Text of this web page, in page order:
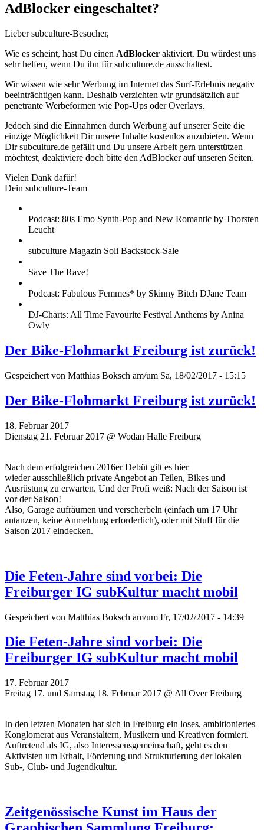
AdBlocker eingeschaltet?
Lieber subculture-Besucher,
Wie es scheint, hast Du einen AdBlocker aktiviert. Du würdest uns
sehr helfen, wenn Du ihn für subculture.de ausschaltest.
Wir wissen wie sehr Werbung im Internet das Surf-Erlebnis negativ
beeinträchtigen kann. Deshalb verzichten wir grundsätzlich auf
penetrante Werbeformen wie Pop-Ups oder Overlays.
Jedoch sind die Einnahmen durch Werbung auf unserer Seite die
einzige Möglichkeit Dir unsere Inhalte kostenlos anzubieten. Wenn
Dir subculture.de gefällt und Du unsere Arbeit gern unterstützen
möchtest, deaktiviere doch bitte den AdBlocker auf unseren Seiten.
Vielen Dank dafür!
Dein subculture-Team
Podcast: 80s Emo Synth-Pop and New Romantic by Thorsten
Leucht
subculture Magazin Soli Backstock-Sale
Save The Rave!
Podcast: Fabulous Femmes* by Skinny Bitch DJane Team
DJ-Charts: All Time Favourite Festival Anthems by Anina
Owly
Der Bike-Flohmarkt Freiburg ist zurück!
Gespeichert von Matthias Boksch am/um Sa, 18/02/2017 - 15:15
Der Bike-Flohmarkt Freiburg ist zurück!
18. Februar 2017
Dienstag 21. Februar 2017 @ Wodan Halle Freiburg
Nach dem erfolgreichen 2016er Debüt gilt es hier
wieder ausschließlich private Angebot an Teilen, Bikes und
Ausrüstung zu erwarten. Und der Profi weiß: Nach der Saison ist
vor der Saison!
Also, Garage aufräumen und verscherbeln (einfach um 17 Uhr
antanzen, keine Anmeldung erforderlich), oder mit Stuff für die
Saison 2017 eindecken.
Die Feten-Jahre sind vorbei: Die
Freiburger IG subKultur macht mobil
Gespeichert von Matthias Boksch am/um Fr, 17/02/2017 - 14:39
Die Feten-Jahre sind vorbei: Die
Freiburger IG subKultur macht mobil
17. Februar 2017
Freitag 17. und Samstag 18. Februar 2017 @ All Over Freiburg
In den letzten Monaten hat sich in Freiburg ein loses, ambitioniertes
Konglomerat aus Veranstaltern, Musikern und Kreativen formiert.
Auftretend als IG, also Interessensgemeinschaft, geht es den
Aktivisten um Erhalt, Förderung und Strukturierung der lokalen
Sub-, Club- und Jugendkultur.
Zeitgenössische Kunst im Haus der